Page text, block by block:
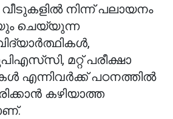
നിന്ന് പലായനം
ചെയ്യുന്ന
മറ്റ് പരീക്ഷാ
എന്നിവർക്ക് പഠനത്തിൽ
കഴിയാത്ത